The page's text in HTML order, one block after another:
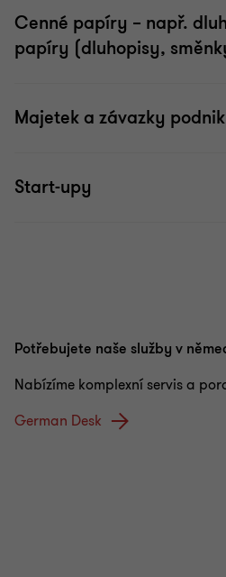
Cenné papíry – např.
papíry (dluhopisy,
Majetek a závazky
Start-upy
Potřebujete naše služby v
Nabízíme komplexní servis a
German Desk